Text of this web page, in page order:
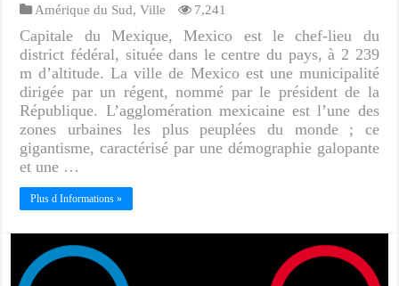
Amérique du Sud,Ville 7,241
Capitale du Mexique, Mexico est le chef-lieu du
district fédéral, située dans le centre du pays, à 2 239
m d’altitude. La ville de Mexico est une municipalité
dirigée par un régent, nommé par le président de la
République. L’agglomération mexicaine est l’une des
zones urbaines les plus peuplées du monde ; ce
gigantisme, caractérisé par une démographie galopante
et une …
Plus d Informations »